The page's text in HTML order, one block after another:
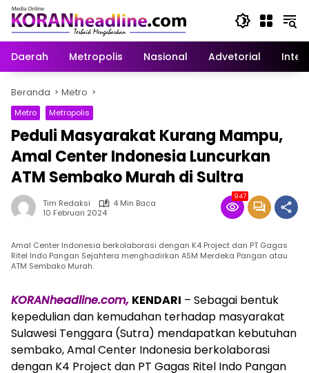
Langsung
konten
Daerah
Metropolis Nasional Advetorial
Beranda Metro
Metro Metropolis
Peduli Masyarakat Kurang Mampu,
Amal Center Indonesia Luncurkan
ATM Sembako Murah di Sultra
Tim Redaksi
4 Min Baca
10 Februari 2024
947
Amal Center Indonesia berkolaborasi dengan K4 Project dan PT Gagas
Ritel Indo Pangan Sejahtera menghadirkan ASM Merdeka Pangan atau
ATM Sembako Murah.
KORANheadline.com, KENDARI – Sebagai bentuk
kepedulian dan kemudahan terhadap masyarakat
Sulawesi Tenggara (Sutra) mendapatkan kebutuhan
sembako, Amal Center Indonesia berkolaborasi
dengan K4 Project dan PT Gagas Ritel Indo Pangan